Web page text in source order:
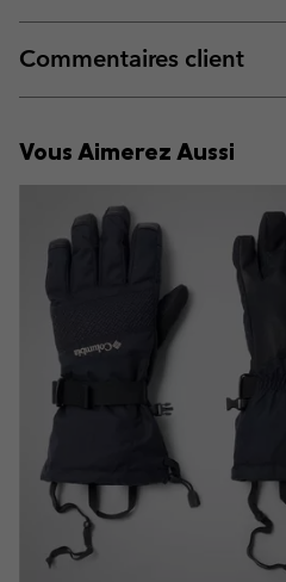
Commentaires client
Vous Aimerez Aussi